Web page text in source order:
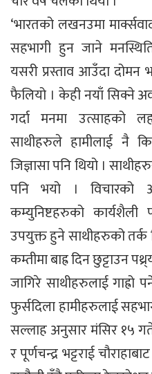
‘भारतको लखनउमा
सहभागी हुन जाने
यसरी प्रस्ताव आउँदा दोमन
फैलियो । केही नयाँ सिक्ने
गर्दा मनमा उत्साहको
साथीहरुले हामीलाई नै
जिज्ञासा पनि थियो ।
पनि भयो । विचारको
कम्युनिष्टहरुको
उपयुक्त हुने साथीहरुको तर्क
कम्तीमा बाह्र दिन छुट्टाउन
जागिरे साथीहरुलाई
फुर्सदिला हामीहरुलाई
सल्लाह अनुसार मंसिर १५
र पूर्णचन्द्र भट्टराई